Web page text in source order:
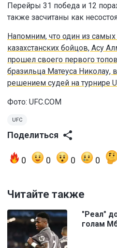
Перейры 31 победа и 12
также засчитаны как
Напомним, что один из
казахстанских бойцов, Асу
прошел своего первого
бразильца Матеуса
решением судей на турнире
Фото: UFC.COM
UFC
Поделиться
0 0 0 0
Читайте также
"Реал"
голам